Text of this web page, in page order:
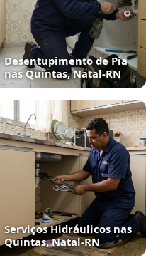
Desentupimento de Pia
nas Quintas, Natal‑RN
Serviços Hidráulicos nas
Quintas, Natal‑RN